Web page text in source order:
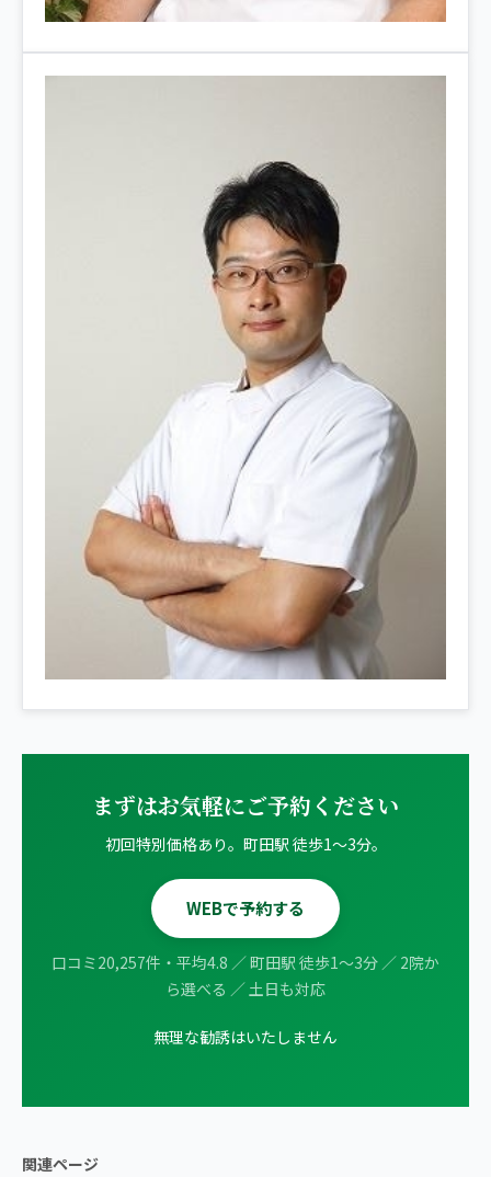
まずはお気軽にご予約ください
初回特別価格あり。町田駅 徒歩1〜3分。
WEBで予約する
口コミ20,257件・平均4.8 ／ 町田駅 徒歩1〜3分 ／ 2院か
ら選べる ／ 土日も対応
無理な勧誘はいたしません
関連ページ